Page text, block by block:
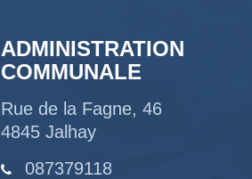
ADMINISTRATION
COMMUNALE
Rue de la Fagne, 46
4845 Jalhay
087379118